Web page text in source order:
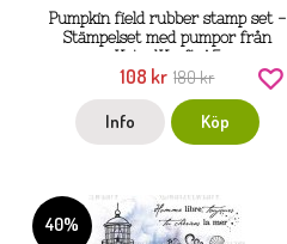
Pumpkin field rubber stamp set -
Stämpelset med pumpor från
KatzelKraft A5
108 kr 180 kr
Info Köp
40%